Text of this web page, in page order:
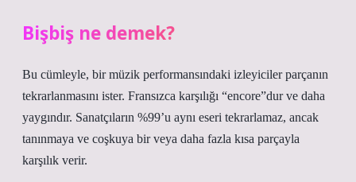
Bişbiş ne demek?
Bu cümleyle, bir müzik performansındaki izleyiciler parçanın
tekrarlanmasını ister. Fransızca karşılığı “encore”dur ve daha
yaygındır. Sanatçıların %99’u aynı eseri tekrarlamaz, ancak
tanınmaya ve coşkuya bir veya daha fazla kısa parçayla
karşılık verir.